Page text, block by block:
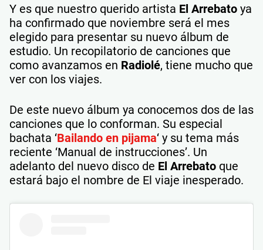
Y es que nuestro querido artista El Arrebato ya
ha confirmado que noviembre será el mes
elegido para presentar su nuevo álbum de
estudio. Un recopilatorio de canciones que
como avanzamos en Radiolé, tiene mucho que
ver con los viajes.
De este nuevo álbum ya conocemos dos de las
canciones que lo conforman. Su especial
bachata ‘Bailando en pijama‘ y su tema más
reciente ‘Manual de instrucciones’. Un
adelanto del nuevo disco de El Arrebato que
estará bajo el nombre de El viaje inesperado.